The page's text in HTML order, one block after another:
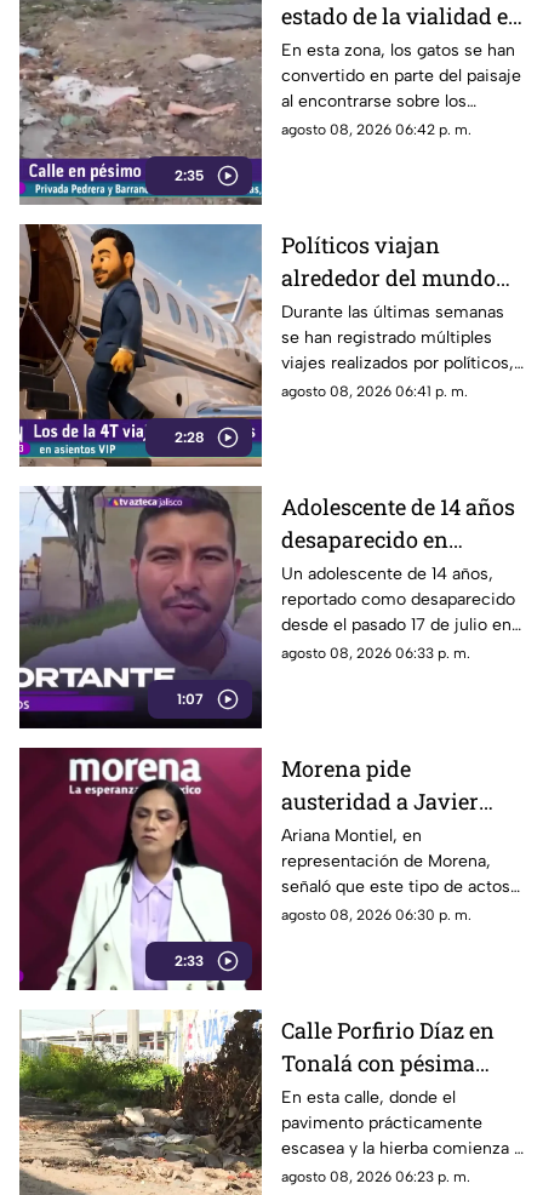
2:35
estado de la vialidad en
Privada Pedrera y
Barrancones
En esta zona, los gatos se han
convertido en parte del paisaje
al encontrarse sobre los
techos y las puertas de las
agosto 08, 2026 06:42 p. m.
2:28
Políticos viajan
alrededor del mundo
sin ninguna
preocupación
Durante las últimas semanas
se han registrado múltiples
viajes realizados por políticos,
sin que hasta el momento
elevado gasto que han
generado.
agosto 08, 2026 06:41 p. m.
1:07
Adolescente de 14 años
desaparecido en
Tlaquepaque es
trasladado a Jalisco
tras ser localizado en
Michoacán
Un adolescente de 14 años,
reportado como desaparecido
desde el pasado 17 de julio en
Tlaquepaque, fue localizado
agosto 08, 2026 06:33 p. m.
2:33
Morena pide
austeridad a Javier
May, pero el ejemplo
parece faltar en casa
Ariana Montiel, en
representación de Morena,
señaló que este tipo de actos y
el gasto de recursos
austeridad establecidos por el
partido.
agosto 08, 2026 06:30 p. m.
Calle Porfirio Díaz en
Tonalá con pésima
vialidad y basura por
todas partes
En esta calle, donde el
pavimento prácticamente
escasea y la hierba comienza a
ganar terreno, los vecinos
agosto 08, 2026 06:23 p. m.